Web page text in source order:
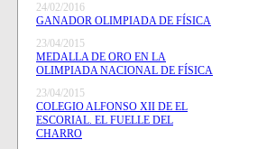
24/02/2016
GANADOR OLIMPIADA DE FÍSICA
23/04/2015
MEDALLA DE ORO EN LA
OLIMPIADA NACIONAL DE FÍSICA
23/04/2015
COLEGIO ALFONSO XII DE EL
ESCORIAL. EL FUELLE DEL
CHARRO